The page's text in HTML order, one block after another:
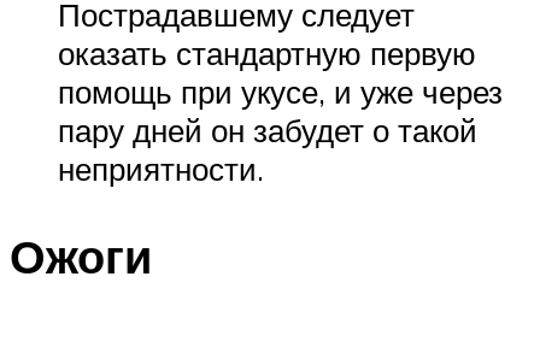
Пострадавшему следует
оказать стандартную первую
помощь при укусе, и уже через
пару дней он забудет о такой
неприятности.
Ожоги